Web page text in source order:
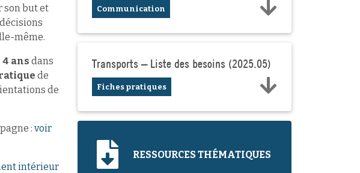
son but et
même.
4 ans dans
de
de
: voir
intérieur
Communication
Transports – Liste des besoins (2025.05)
Fiches pratiques
RESSOURCES THÉMATIQUES